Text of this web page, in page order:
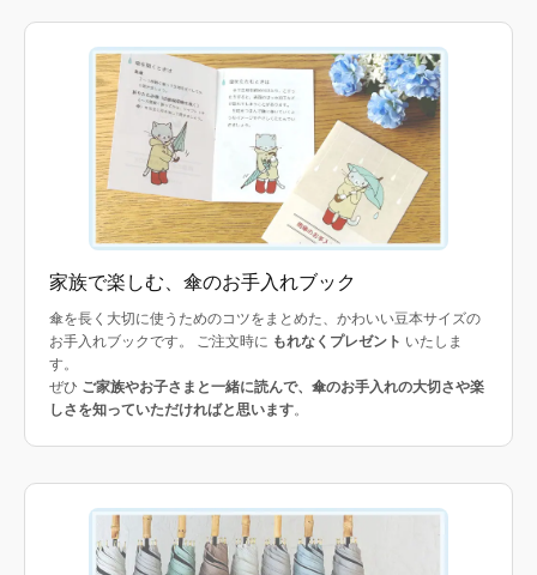
家族で楽しむ、傘のお手入れブック
傘を長く大切に使うためのコツをまとめた、かわいい豆本サイズの
お手入れブックです。 ご注文時に もれなくプレゼント いたしま
す。
ぜひ ご家族やお子さまと一緒に読んで、傘のお手入れの大切さや楽
しさを知っていただければと思います。